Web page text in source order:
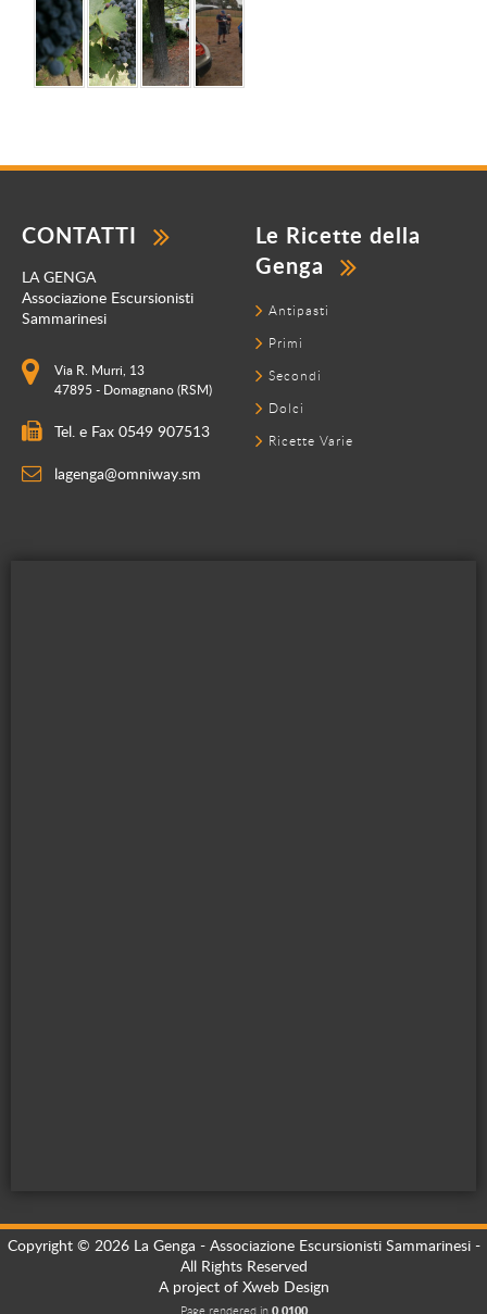
CONTATTI
LA GENGA
Associazione Escursionisti
Sammarinesi
Via R. Murri, 13
47895 - Domagnano (RSM)
Tel. e Fax 0549 907513
lagenga@omniway.sm
Le Ricette della
Genga
Antipasti
Primi
Secondi
Dolci
Ricette Varie
Copyright © 2026 La Genga - Associazione Escursionisti Sammarinesi -
All Rights Reserved
A project of Xweb Design
Page rendered in